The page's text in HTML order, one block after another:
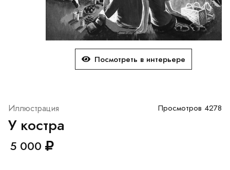
Посмотреть в интерьере
Иллюстрация Просмотров 4278
У костра
5 000